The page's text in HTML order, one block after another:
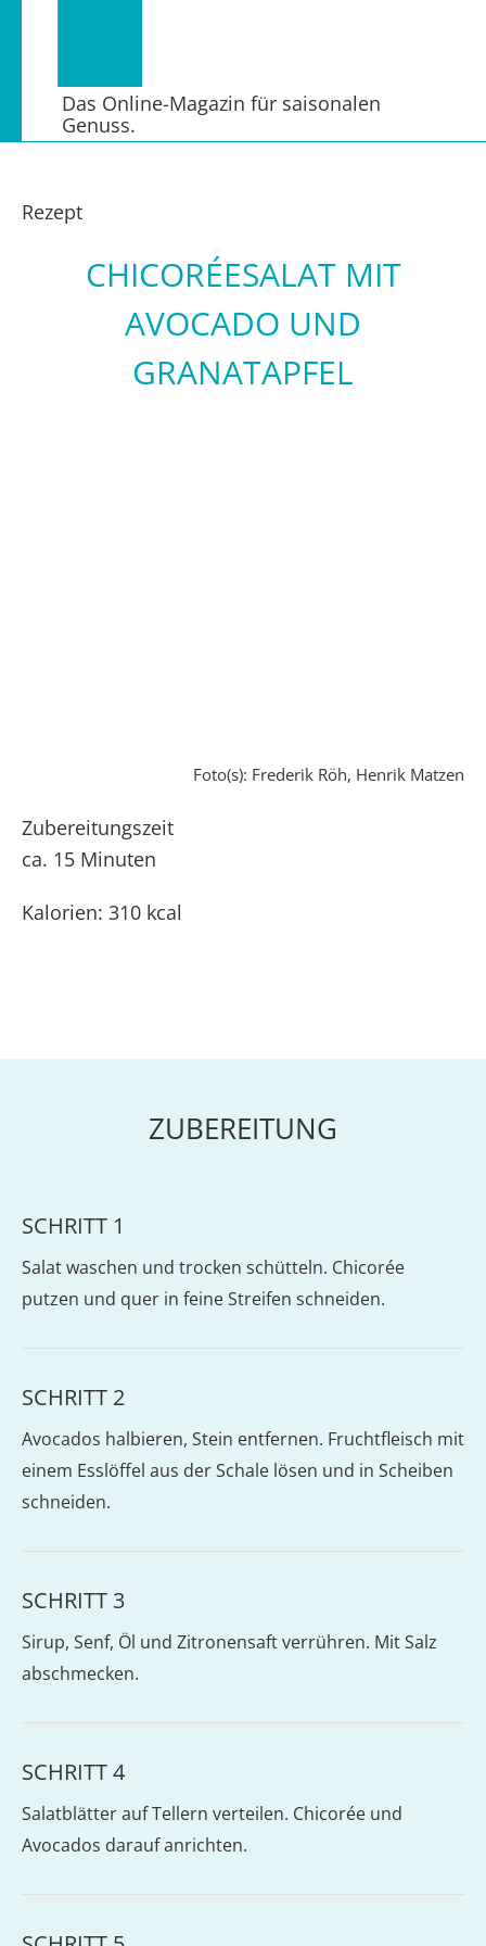
Das Online-Magazin für saisonalen
Genuss.
Rezept
CHICORÉESALAT MIT
AVOCADO UND
GRANATAPFEL
Foto(s): Frederik Röh, Henrik Matzen
Zubereitungszeit
ca. 15 Minuten
Kalorien: 310 kcal
ZUBEREITUNG
SCHRITT 1
Salat waschen und trocken schütteln. Chicorée
putzen und quer in feine Streifen schneiden.
SCHRITT 2
Avocados halbieren, Stein entfernen. Fruchtfleisch mit
einem Esslöffel aus der Schale lösen und in Scheiben
schneiden.
SCHRITT 3
Sirup, Senf, Öl und Zitronensaft verrühren. Mit Salz
abschmecken.
SCHRITT 4
Salatblätter auf Tellern verteilen. Chicorée und
Avocados darauf anrichten.